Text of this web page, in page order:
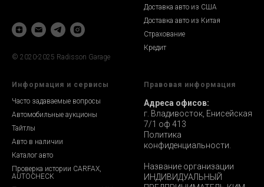
© 2020-2025 Radisson Garage
Доставка авто из США
Доставка авто из Китая
Страхование
Кредит
Информация и сервисы
Часто задаваемые вопросы
Автомобильные аукционы
Тайтлы
Авто в наличии
Каталог авто
Проверка истории CARFAX,
AUTOCHECK
Правовая информация
Адреса офисов:
г. Владивосток, Енисейская
7/1 оф 413
Политика
конфиденциальности.
Название организации
ИНДИВИДУАЛЬНЫЙ